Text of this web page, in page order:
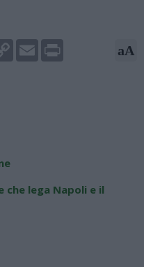
Copy
Link
Email aA
che lega Napoli e il